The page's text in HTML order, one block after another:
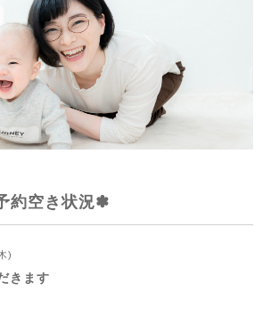
約空き状況✽
)
きます